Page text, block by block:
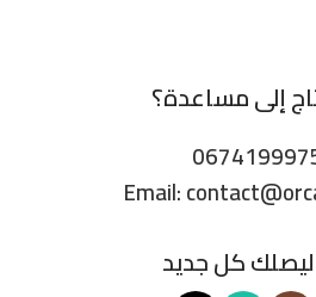
إلى مساعدة؟
Email:
ليصلك كل جديد